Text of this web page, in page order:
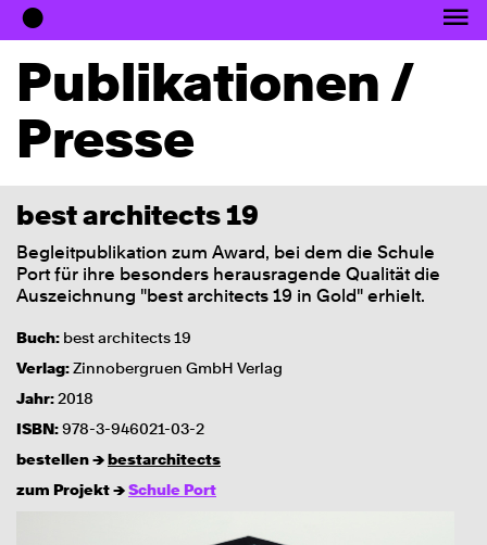
●
Office Projekte
Medien
Publikationen /
Presse
best architects 19
Begleitpublikation zum Award, bei dem die Schule
Port für ihre besonders herausragende Qualität die
Auszeichnung "best architects 19 in Gold" erhielt.
Buch: best architects 19
Verlag: Zinnobergruen GmbH Verlag
Jahr: 2018
ISBN: 978-3-946021-03-2
bestellen → bestarchitects
zum Projekt → Schule Port